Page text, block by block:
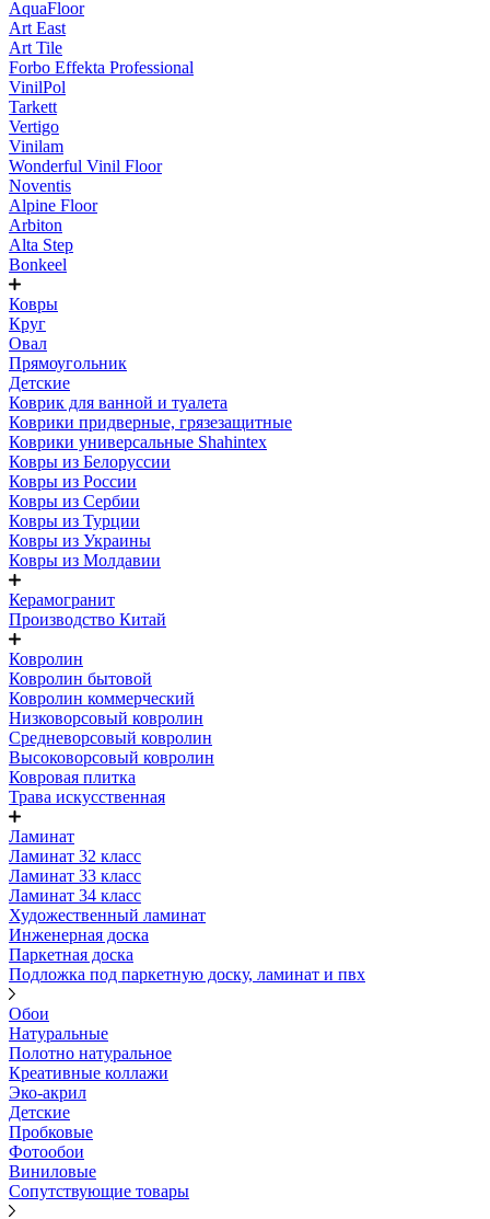
AquaFloor
Art East
Art Tile
Forbo Effekta Professional
VinilPol
Tarkett
Vertigo
Vinilam
Wonderful Vinil Floor
Noventis
Alpine Floor
Arbiton
Alta Step
Bonkeel
Ковры
Круг
Овал
Прямоугольник
Детские
Коврик для ванной и туалета
Коврики придверные, грязезащитные
Коврики универсальные Shahintex
Ковры из Белоруссии
Ковры из России
Ковры из Сербии
Ковры из Турции
Ковры из Украины
Ковры из Молдавии
Керамогранит
Производство Китай
Ковролин
Ковролин бытовой
Ковролин коммерческий
Низковорсовый ковролин
Средневорсовый ковролин
Высоковорсовый ковролин
Ковровая плитка
Трава искусственная
Ламинат
Ламинат 32 класс
Ламинат 33 класс
Ламинат 34 класс
Художественный ламинат
Инженерная доска
Паркетная доска
Подложка под паркетную доску, ламинат и пвх
Обои
Натуральные
Полотно натуральное
Креативные коллажи
Эко-акрил
Детские
Пробковые
Фотообои
Виниловые
Сопутствующие товары